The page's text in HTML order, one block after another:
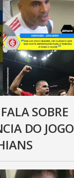
SOBRE
DO